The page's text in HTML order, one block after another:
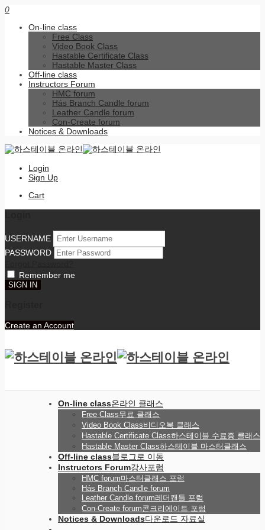
0
On-line class
Free Class
Video Book Class
Hastable Certificate Class
Hastable Master Class
Off-line class
Instructors Forum
HMC forum
Hás Branch Candle forum
Leather Candle forum
Con-Create forum
Notices & Downloads
Login
Sign Up
Cart
USERNAME
PASSWORD
Remember me
Create an Account
On-line class온라인 클래스
Free Class무료 클래스
Video Book Class비디오북 클래스
Hastable Certificate Class하스테이블 수료증 클래스
Hastable Master Class하스테이블 마스터클래스
Off-line class블로그로 이동
Instructors Forum강사포럼
HMC forum마스터클래스 포럼
Hás Branch Candle forum
Leather Candle forum레더캔들 포럼
Con-Create forum콘크리에이트 포럼
Notices & Downloads다운로드 자료실